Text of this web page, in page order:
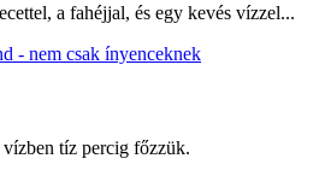
a fahéjjal, és egy kevés vízzel...
tíz percig főzzük.